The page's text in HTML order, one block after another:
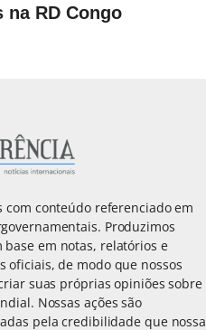
na RD Congo
com conteúdo referenciado em
Produzimos
base em notas, relatórios e
oficiais, de modo que nossos
suas próprias opiniões sobre
Nossas ações são
pela credibilidade que nossa